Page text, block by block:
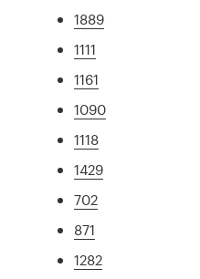
1889
1111
1161
1090
1118
1429
702
871
1282